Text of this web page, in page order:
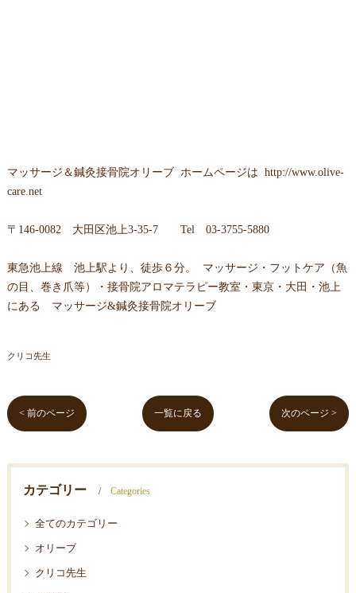
マッサージ＆鍼灸接骨院オリーブ ホームページは http://www.olive-
care.net
〒 146-0082 大田区池上3-35-7Tel 03-3755-5880
東急池上線 池上駅より、徒歩６分。 マッサージ・フットケア（魚
の目、巻き爪等）・接骨院アロマテラピー教室・東京・大田・池上
にある マッサージ&鍼灸接骨院オリーブ
クリコ先生
< 前のページ 一覧に戻る 次のページ >
カテゴリー Categories
全てのカテゴリー
オリーブ
クリコ先生